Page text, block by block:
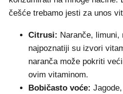
češće trebamo jesti za unos
Citrusi: Naranče, limuni,
najpoznatiji su izvori
naranča može pokriti
ovim vitaminom.
Bobičasto voće: